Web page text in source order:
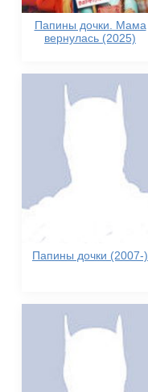
Папины дочки. Мама
вернулась (2025)
Папины дочки (2007-)